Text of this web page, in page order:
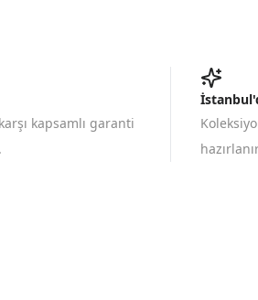
kapsamlı garanti